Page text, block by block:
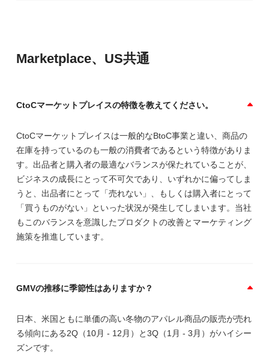
Marketplace、US共通
CtoCマーケットプレイスの特徴を教えてください。
CtoCマーケットプレイスは一般的なBtoC事業と違い、商品の
在庫を持っているのも一般の消費者であるという特徴がありま
す。出品者と購入者の最適なバランスが保たれていることが、
ビジネスの成長にとって不可欠であり、いずれかに偏ってしま
うと、出品者にとって「売れない」、もしくは購入者にとって
「買うものがない」といった状況が発生してしまいます。当社
もこのバランスを意識したプロダクトの改善とマーケティング
施策を推進しています。
GMVの推移に季節性はありますか？
日本、米国ともに単価の高い冬物のアパレル商品の販売が売れ
る傾向にある2Q（10月 - 12月）と3Q（1月 - 3月）がハイシー
ズンです。